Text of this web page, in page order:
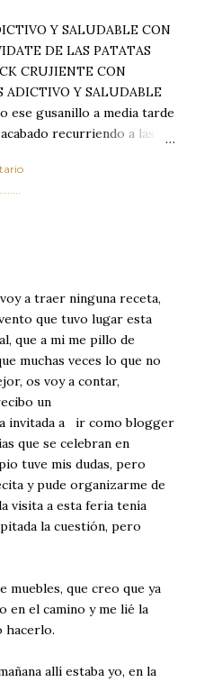
Y SALUDABLE CON
DE LAS PATATAS
CRUJIENTE CON
ADICTIVO Y SALUDABLE
ese gusanillo a media tarde
recurriendo a las
secos fritos o snacks
saturadas y sodio?
cuidarse no tiene
al horno van a cambiar
legumbres. Olvídate de
a los guisos tradicionales y
receta simple pero
un ingrediente tan
en un snack ligero,
100% natural. Es el
se...
a traer ninguna receta,
que tuvo lugar esta
que a mi me pillo de
muchas veces lo que no
os voy a contar,
un
invitada a ir como blogger
que se celebran en
tuve mis dudas, pero
y pude organizarme de
visita a esta feria tenía
la cuestión, pero
muebles, que creo que ya
en el camino y me lié la
hacerlo.
allí estaba yo, en la